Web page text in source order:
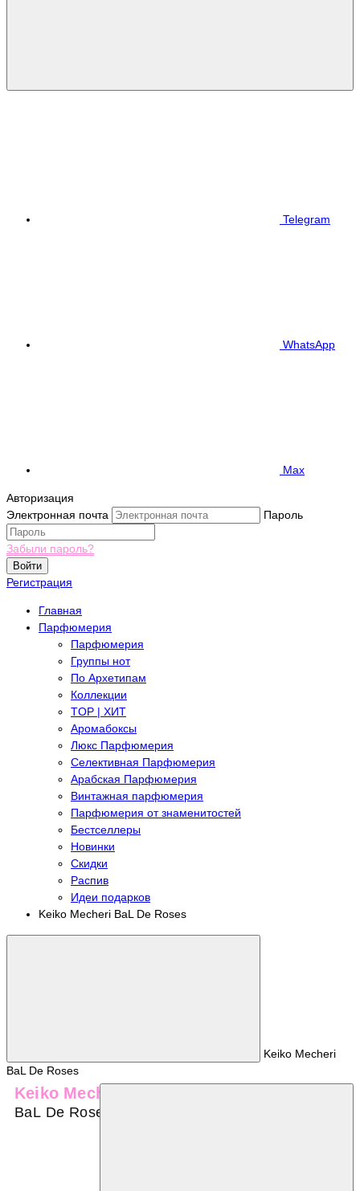
Telegram
WhatsApp
Max
Авторизация
Электронная почта
Пароль
Забыли пароль?
Войти
Регистрация
Главная
Парфюмерия
Парфюмерия
Группы нот
По Архетипам
Коллекции
TOP | ХИТ
Аромабоксы
Люкс Парфюмерия
Селективная Парфюмерия
Арабская Парфюмерия
Винтажная парфюмерия
Парфюмерия от знаменитостей
Бестселлеры
Новинки
Скидки
Распив
Идеи подарков
Keiko Mecheri BaL De Roses
Keiko Mecheri
BaL De Roses
Keiko Mecheri
BaL De Roses